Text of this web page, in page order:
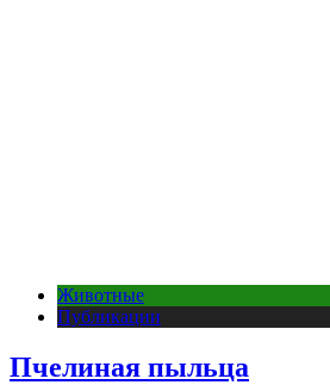
Животные
Публикации
Пчелиная пыльца